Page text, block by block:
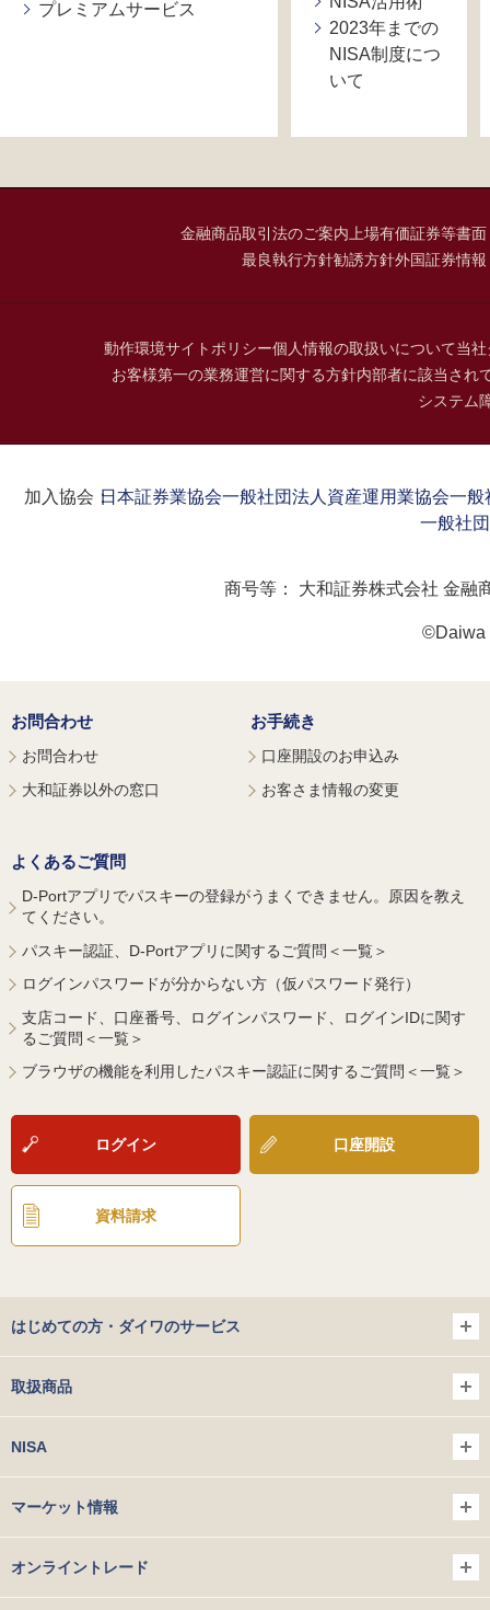
プレミアムサービス
2023年までの
NISA制度につ
いて
金融商品取引法のご案内 上場有価証券等書
最良執行方針勧誘方針外国証券情
動作環境サイトポリシー個人情報の取扱いについて当
お客様第一の業務運営に関する方針内部者に該当され
システム
加入協会：日本証券業協会一般社団法人資産運用業協会一般
一般社
商号等： 大和証券株式会社 金融
©Daiwa
お問合わせ
お問合わせ
大和証券以外の窓口
お手続き
口座開設のお申込み
お客さま情報の変更
よくあるご質問
D-Portアプリでパスキーの登録がうまくできません。原因を教え
てください。
パスキー認証、D-Portアプリに関するご質問＜一覧＞
ログインパスワードが分からない方（仮パスワード発行）
支店コード、口座番号、ログインパスワード、ログインIDに関す
るご質問＜一覧＞
ブラウザの機能を利用したパスキー認証に関するご質問＜一覧＞
ログイン 口座開設
資料請求
はじめての方・ダイワのサービス
取扱商品
NISA
マーケット情報
オンライントレード